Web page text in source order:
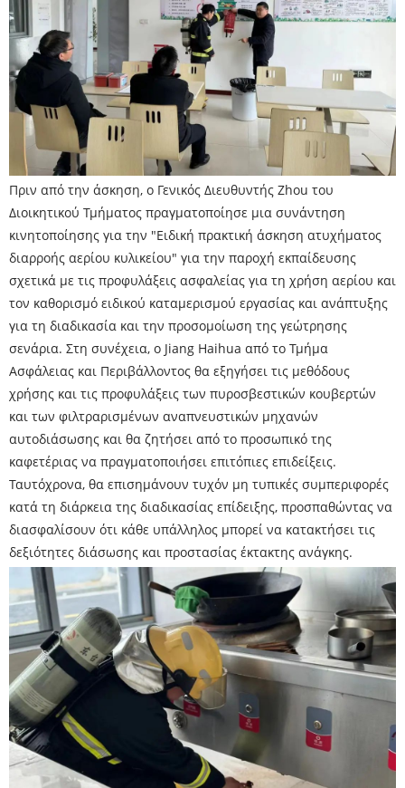
Πριν από την άσκηση, ο Γενικός Διευθυντής Zhou του
Διοικητικού Τμήματος πραγματοποίησε μια συνάντηση
κινητοποίησης για την "Ειδική πρακτική άσκηση ατυχήματος
διαρροής αερίου κυλικείου" για την παροχή εκπαίδευσης
σχετικά με τις προφυλάξεις ασφαλείας για τη χρήση αερίου και
τον καθορισμό ειδικού καταμερισμού εργασίας και ανάπτυξης
για τη διαδικασία και την προσομοίωση της γεώτρησης
σενάρια. Στη συνέχεια, ο Jiang Haihua από το Τμήμα
Ασφάλειας και Περιβάλλοντος θα εξηγήσει τις μεθόδους
χρήσης και τις προφυλάξεις των πυροσβεστικών κουβερτών
και των φιλτραρισμένων αναπνευστικών μηχανών
αυτοδιάσωσης και θα ζητήσει από το προσωπικό της
καφετέριας να πραγματοποιήσει επιτόπιες επιδείξεις.
Ταυτόχρονα, θα επισημάνουν τυχόν μη τυπικές συμπεριφορές
κατά τη διάρκεια της διαδικασίας επίδειξης, προσπαθώντας να
διασφαλίσουν ότι κάθε υπάλληλος μπορεί να κατακτήσει τις
δεξιότητες διάσωσης και προστασίας έκτακτης ανάγκης.